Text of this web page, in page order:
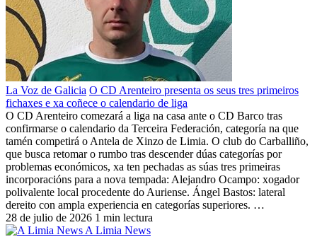
La Voz de Galicia O CD Arenteiro presenta os seus tres primeiros
fichaxes e xa coñece o calendario de liga
O CD Arenteiro comezará a liga na casa ante o CD Barco tras
confirmarse o calendario da Terceira Federación, categoría na que
tamén competirá o Antela de Xinzo de Limia. O club do Carballiño,
que busca retomar o rumbo tras descender dúas categorías por
problemas económicos, xa ten pechadas as súas tres primeiras
incorporacións para a nova tempada: Alejandro Ocampo: xogador
polivalente local procedente do Auriense. Ángel Bastos: lateral
dereito con ampla experiencia en categorías superiores. …
28 de julio de 2026 1 min lectura
A Limia News